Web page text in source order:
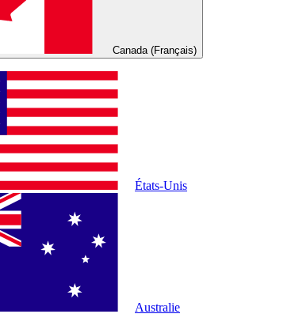
Canada (Français)
États-Unis
Australie